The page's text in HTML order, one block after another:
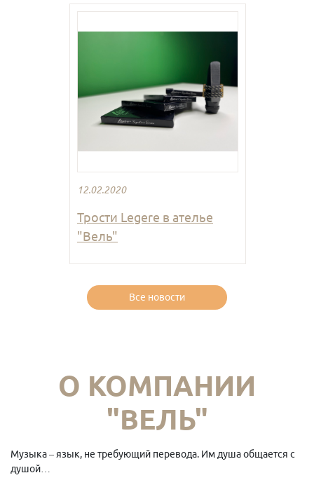
12.02.2020
Трости Legere в ателье
"Вель"
Все новости
О КОМПАНИИ
"ВЕЛЬ"
Музыка – язык, не требующий перевода. Им душа общается с
душой…